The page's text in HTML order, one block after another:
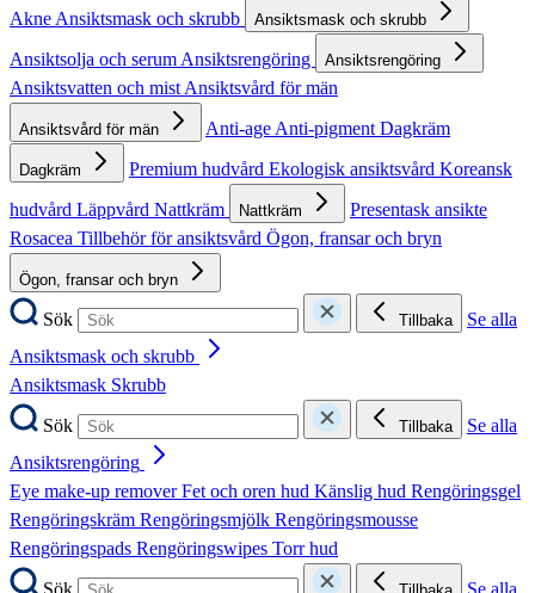
AkneAnsiktsmask och skrubb Ansiktsmask och skrubb
Ansiktsolja och serumAnsiktsrengöring Ansiktsrengöring
Ansiktsvatten och mistAnsiktsvård för män
Ansiktsvård för män Anti-ageAnti-pigmentDagkräm
Dagkräm Premium hudvård Ekologisk ansiktsvård Koreansk
hudvård Läppvård Nattkräm Nattkräm
Presentask ansikte
Rosacea Tillbehör för ansiktsvård Ögon, fransar och bryn
Ögon, fransar och bryn
Sök Tillbaka
Se alla
Ansiktsmask och skrubb
Ansiktsmask Skrubb
Sök
Tillbaka
Se alla
Ansiktsrengöring
Eye make-up removerFet och oren hud Känslig hud Rengöringsgel
Rengöringskräm Rengöringsmjölk Rengöringsmousse
Rengöringspads Rengöringswipes Torr hud